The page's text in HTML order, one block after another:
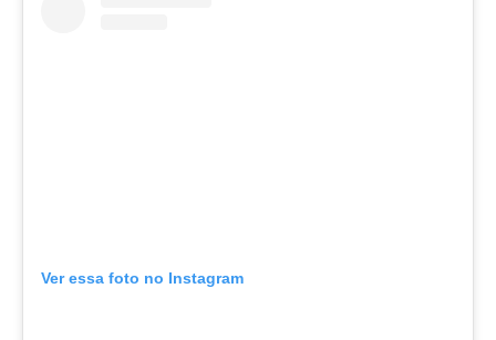
Ver essa foto no Instagram